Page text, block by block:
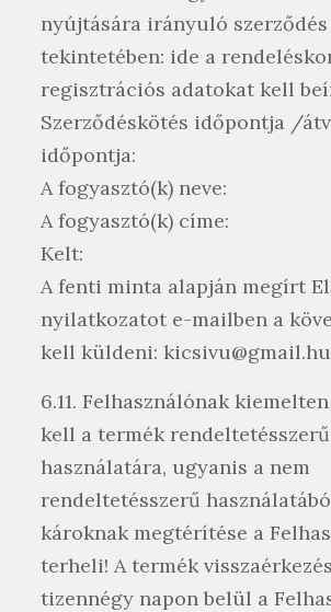
nyújtására irányuló szerződés
tekintetében: ide a
regisztrációs adatokat kell
Szerződéskötés időpontja /
időpontja:
A fogyasztó(k) neve:
A fogyasztó(k) címe:
Kelt:
A fenti minta alapján megírt
nyilatkozatot e-mailben a
kell küldeni: kicsivu@gmail.hu
6.11. Felhasználónak
kell a termék rendeltetésszerű
használatára, ugyanis a nem
rendeltetésszerű
károknak megtérítése a
terheli! A termék
tizennégy napon belül a